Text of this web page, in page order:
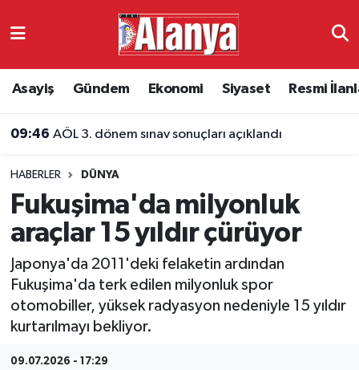
Asayiş Gündem Ekonomi Siyaset Resmi
09:46 AÖL 3. dönem sınav sonuçları açıklandı
HABERLER DÜNYA
Fukuşima'da milyonluk
araçlar 15 yıldır çürüyor
Japonya'da 2011'deki felaketin ardından
Fukuşima'da terk edilen milyonluk spor
otomobiller, yüksek radyasyon nedeniyle 15 yıldır
kurtarılmayı bekliyor.
09.07.2026 - 17:29
Ekonomi
Resmi İlanlar
Alanyaspor
Turizm
Antalya Namaz Vakitleri
Süper Lig Puan Durumu ve Fikstür
Tüm Manşetler
Son Dakika Haberleri